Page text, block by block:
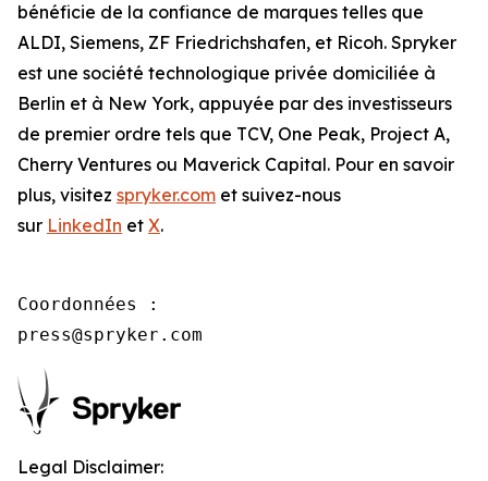
bénéficie de la confiance de marques telles que
ALDI, Siemens, ZF Friedrichshafen, et Ricoh. Spryker
est une société technologique privée domiciliée à
Berlin et à New York, appuyée par des investisseurs
de premier ordre tels que TCV, One Peak, Project A,
Cherry Ventures ou Maverick Capital. Pour en savoir
plus, visitez spryker.com et suivez-nous
sur LinkedIn et X.
Coordonnées :
press@spryker.com
Legal Disclaimer: